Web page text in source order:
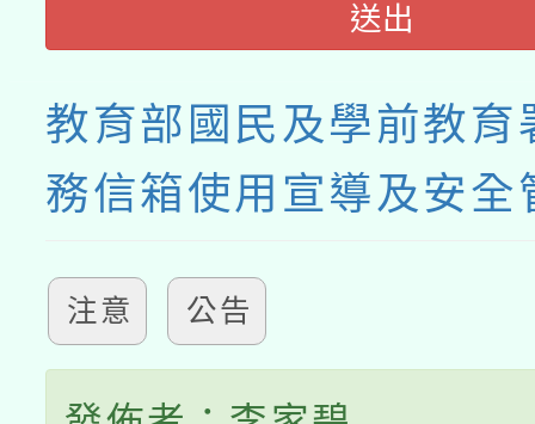
送出
教育部國民及學前教育
務信箱使用宣導及安全
注意 公告